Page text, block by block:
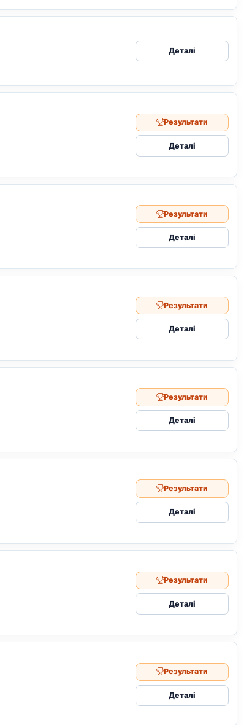
Деталі
Результати
Деталі
Результати
Деталі
Результати
Деталі
Результати
Деталі
Результати
Деталі
Результати
Деталі
Результати
Деталі